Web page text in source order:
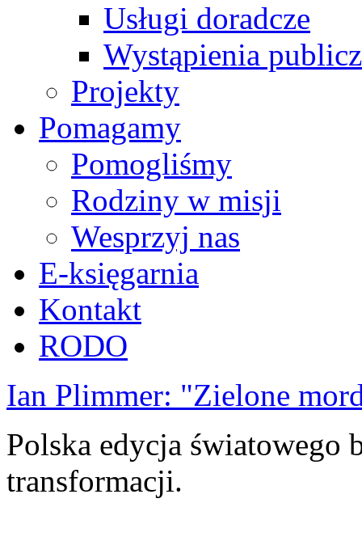
Usługi doradcze
Wystąpienia
Projekty
Pomagamy
Pomogliśmy
Rodziny w misji
Wesprzyj nas
E-księgarnia
Kontakt
RODO
Ian Plimmer: "Zielone
Polska edycja światowego
transformacji.